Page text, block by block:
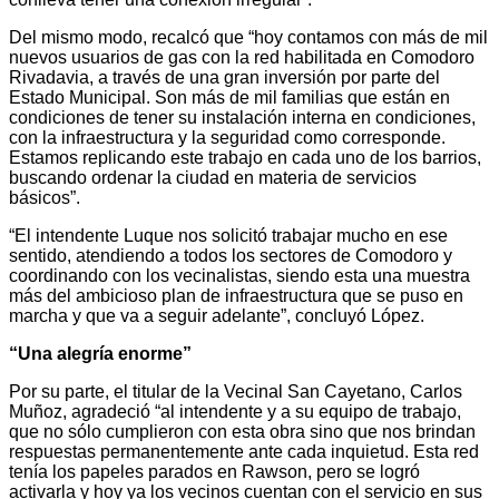
Del mismo modo, recalcó que “hoy contamos con más de mil
nuevos usuarios de gas con la red habilitada en Comodoro
Rivadavia, a través de una gran inversión por parte del
Estado Municipal. Son más de mil familias que están en
condiciones de tener su instalación interna en condiciones,
con la infraestructura y la seguridad como corresponde.
Estamos replicando este trabajo en cada uno de los barrios,
buscando ordenar la ciudad en materia de servicios
básicos”.
“El intendente Luque nos solicitó trabajar mucho en ese
sentido, atendiendo a todos los sectores de Comodoro y
coordinando con los vecinalistas, siendo esta una muestra
más del ambicioso plan de infraestructura que se puso en
marcha y que va a seguir adelante”, concluyó López.
“Una alegría enorme”
Por su parte, el titular de la Vecinal San Cayetano, Carlos
Muñoz, agradeció “al intendente y a su equipo de trabajo,
que no sólo cumplieron con esta obra sino que nos brindan
respuestas permanentemente ante cada inquietud. Esta red
tenía los papeles parados en Rawson, pero se logró
activarla y hoy ya los vecinos cuentan con el servicio en sus